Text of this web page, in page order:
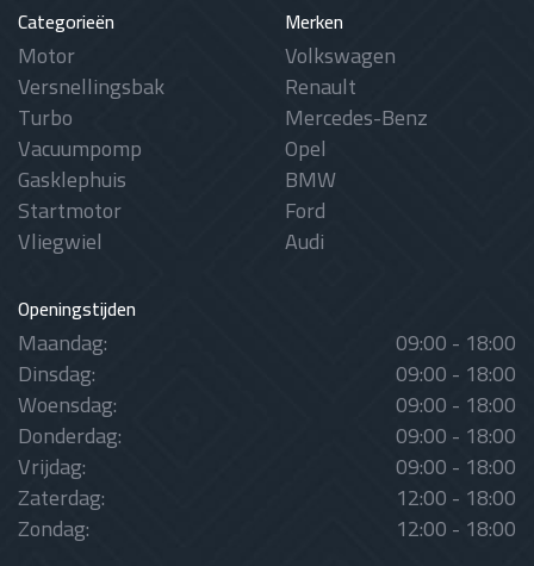
Categorieën
Motor
Versnellingsbak
Turbo
Vacuumpomp
Gasklephuis
Startmotor
Vliegwiel
Merken
Volkswagen
Renault
Mercedes-Benz
Opel
BMW
Ford
Audi
Openingstijden
Maandag: 09:00 - 18:00
Dinsdag: 09:00 - 18:00
Woensdag: 09:00 - 18:00
Donderdag: 09:00 - 18:00
Vrijdag: 09:00 - 18:00
Zaterdag: 12:00 - 18:00
Zondag: 12:00 - 18:00